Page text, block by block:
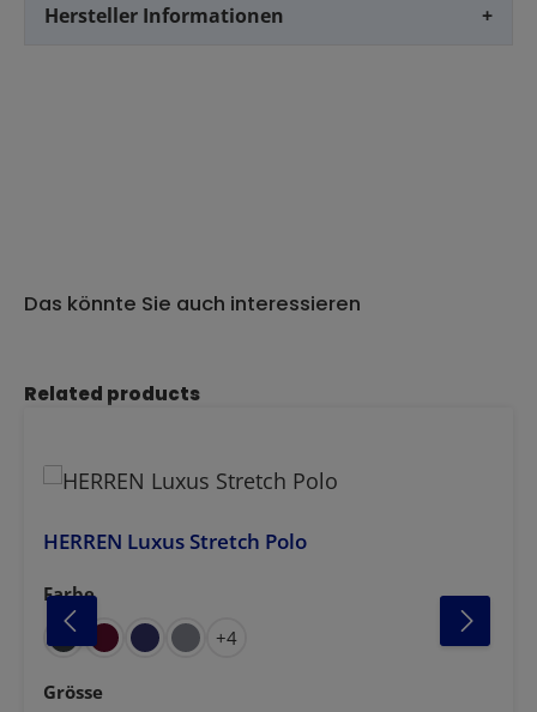
Hersteller Informationen +
Das könnte Sie auch interessieren
Produktgalerie überspringen
Related products
HERREN Luxus Stretch Polo
Farbe
auswählen
+4
Grösse
anthrazitdunkelblau